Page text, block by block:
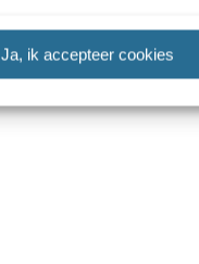
Ja, ik accepteer cookies